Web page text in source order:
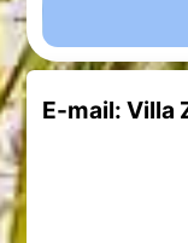
E-mail: Villa